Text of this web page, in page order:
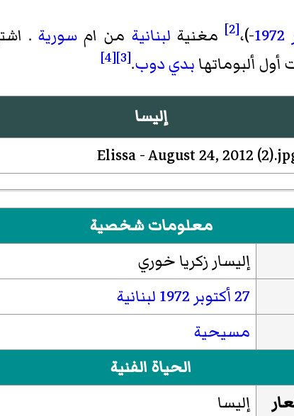
1972-)،[2] مغنية لبنانية من ام سورية.
ألبوماتها بدي دوب.
[3]
[4]
إليسا
معلومات شخصية
إليسار زكريا خوري
27 أكتوبر 1972 لبنانية
مسيحية
الحياة الفنية
إليسا